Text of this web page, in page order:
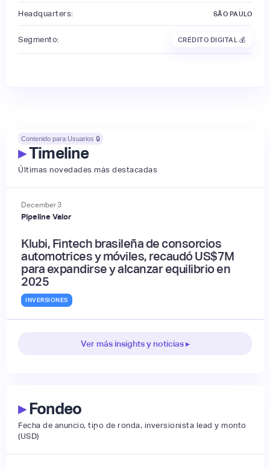
Headquarters: SÃO PAULO
Segmento: CRÉDITO DIGITAL 💰
Contenido para Usuarios 🔒
▸Timeline
Últimas novedades más destacadas
December3
Pipeline Valor
Klubi, Fintech brasileña de consorcios
automotrices y móviles, recaudó US$7M
para expandirse y alcanzar equilibrio en
2025
INVERSIONES
Ver más insights y noticias ▸
▸Fondeo
Fecha de anuncio, tipo de ronda, inversionista lead y monto
(USD)